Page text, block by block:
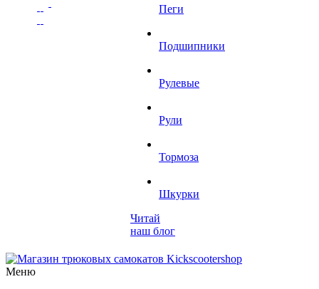
Пеги
Подшипники
Рулевые
Рули
Тормоза
Шкурки
Читай
наш блог
Меню